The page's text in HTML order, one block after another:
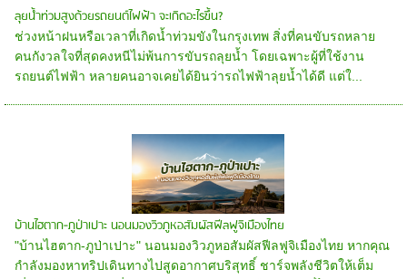
ลุยน้ำท่วมสูงด้วยรถยนต์ไฟฟ้า จะเกิดอะไรขึ้น?
ช่วงหน้าฝนหรือเวลาที่เกิดน้ำท่วมขังในกรุงเทพ สิ่งที่คนขับรถหลาย
คนกังวลใจที่สุดคงหนีไม่พ้นการขับรถลุยน้ำ โดยเฉพาะผู้ที่ใช้งาน
รถยนต์ไฟฟ้า หลายคนอาจเคยได้ยินว่ารถไฟฟ้าลุยน้ำได้ดี แต่ใ...
บ้านไฮตาก-ภูป่าเปาะ นอนมองวิวภูหอสัมผัสฟีลฟูจิเมืองไทย
"บ้านไฮตาก-ภูป่าเปาะ" นอนมองวิวภูหอสัมผัสฟีลฟูจิเมืองไทย หากคุณ
กำลังมองหาทริปเดินทางไปสูดอากาศบริสุทธิ์ ชาร์จพลังชีวิตให้เต็ม